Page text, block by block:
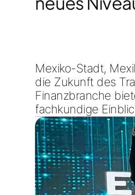
Mexiko-Stadt,
die Zukunft des
Finanzbranche
fachkundige